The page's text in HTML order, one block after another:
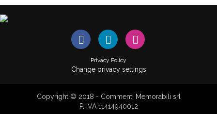
Privacy Policy
Change privacy settings
Copyright © 2018 - Commenti Memorabili srl
P. IVA 11414940012